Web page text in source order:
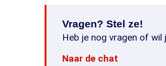
Vragen? Stel ze!
Heb je nog vragen of wil
Naar de chat